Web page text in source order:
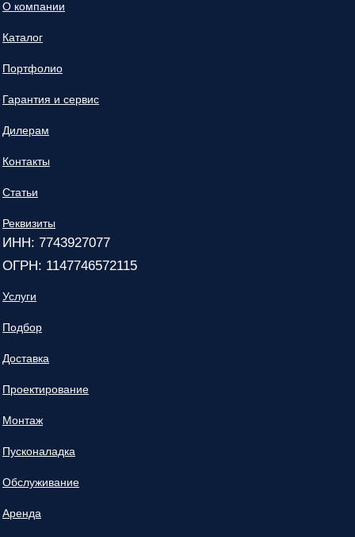
О компании
Каталог
Портфолио
Гарантия и сервис
Дилерам
Контакты
Статьи
Реквизиты
ИНН: 7743927077
ОГРН: 1147746572115
Услуги
Подбор
Доставка
Проектирование
Монтаж
Пусконаладка
Обслуживание
Аренда